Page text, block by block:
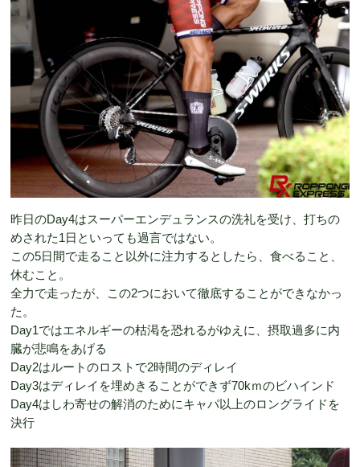
昨日のDay4はスーパーエンデュランスの洗礼を受け、打ちの
めされた1日といっても過言ではない。
この5日間で走ること以外に注力するとしたら、食べること、
休むこと。
全力で走ったが、この2つにおいて徹底することができなかっ
た。
Day1ではエネルギーの枯渇を恐れるがゆえに、摂取過多に内
臓が悲鳴をあげる
Day2はルートのロストで2時間のディレイ
Day3はディレイを埋めきることができず70kｍのビハインド
Day4はしわ寄せの解消のためにキャパ以上のロングライドを
決行